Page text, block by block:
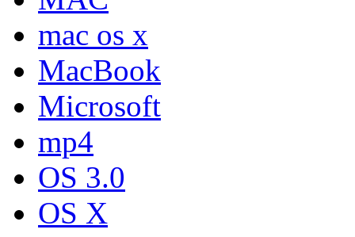
mac os x
MacBook
Microsoft
mp4
OS 3.0
OS X